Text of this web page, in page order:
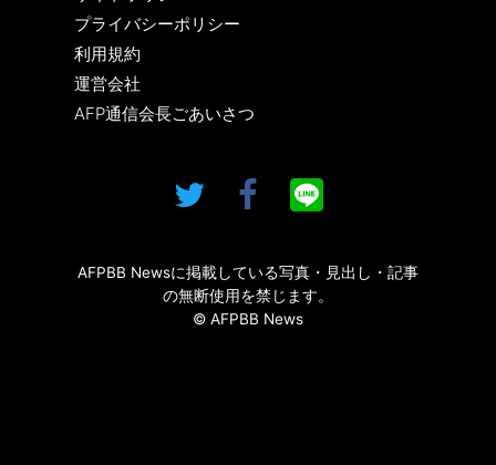
プライバシーポリシー
利用規約
運営会社
AFP通信会長ごあいさつ
AFPBB Newsに掲載している写真・見出し・記事
の無断使用を禁じます。
© AFPBB News